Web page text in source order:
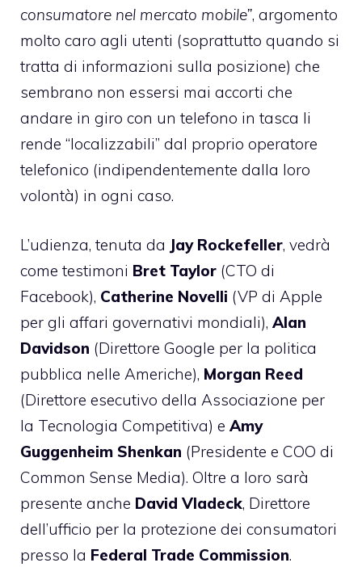
consumatore nel mercato mobile”, argomento
molto caro agli utenti (soprattutto quando si
tratta di informazioni sulla posizione) che
sembrano non essersi mai accorti che
andare in giro con un telefono in tasca li
rende “localizzabili” dal proprio operatore
telefonico (indipendentemente dalla loro
volontà) in ogni caso.
L’udienza, tenuta da Jay Rockefeller, vedrà
come testimoni Bret Taylor (CTO di
Facebook), Catherine Novelli (VP di Apple
per gli affari governativi mondiali), Alan
Davidson (Direttore Google per la politica
pubblica nelle Americhe), Morgan Reed
(Direttore esecutivo della Associazione per
la Tecnologia Competitiva) e Amy
Guggenheim Shenkan (Presidente e COO di
Common Sense Media). Oltre a loro sarà
presente anche David Vladeck, Direttore
dell’ufficio per la protezione dei consumatori
presso la Federal Trade Commission.